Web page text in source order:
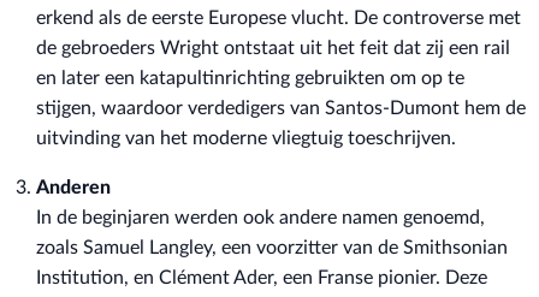
erkend als de eerste Europese vlucht. De controverse met
de gebroeders Wright ontstaat uit het feit dat zij een rail
en later een katapultinrichting gebruikten om op te
stijgen, waardoor verdedigers van Santos-Dumont hem de
uitvinding van het moderne vliegtuig toeschrijven.
Anderen
In de beginjaren werden ook andere namen genoemd,
zoals Samuel Langley, een voorzitter van de Smithsonian
Institution, en Clément Ader, een Franse pionier. Deze